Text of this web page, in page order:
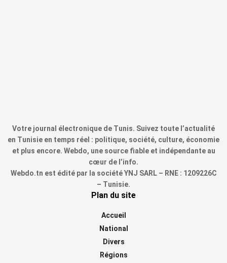
Votre journal électronique de Tunis. Suivez toute l’actualité
en Tunisie en temps réel : politique, société, culture, économie
et plus encore. Webdo, une source fiable et indépendante au
cœur de l’info.
Webdo.tn est édité par la société YNJ SARL – RNE : 1209226C
– Tunisie.
Plan du site
Accueil
National
Divers
Régions